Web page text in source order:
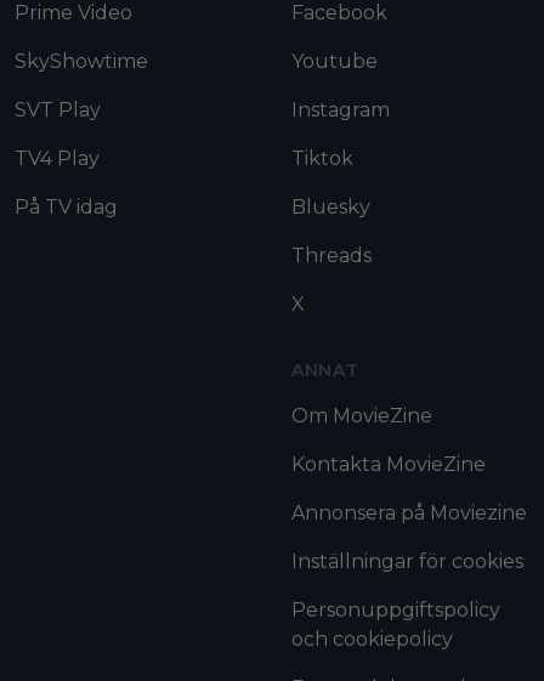
Prime Video
SkyShowtime
SVT Play
TV4 Play
På TV idag
Facebook
Youtube
Instagram
Tiktok
Bluesky
Threads
X
ANNAT
Om MovieZine
Kontakta MovieZine
Annonsera på Moviezine
Inställningar för cookies
Personuppgiftspolicy
och cookiepolicy